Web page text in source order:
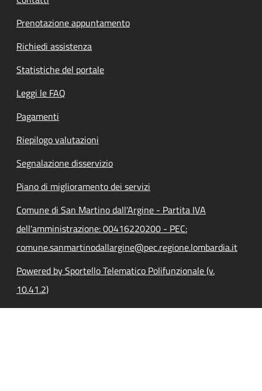
Prenotazione appuntamento
Richiedi assistenza
Statistiche del portale
Leggi le FAQ
Pagamenti
Riepilogo valutazioni
Segnalazione disservizio
Piano di miglioramento dei servizi
Comune di San Martino dall'Argine - Partita IVA
dell'amministrazione: 00416220200 - PEC:
comune.sanmartinodallargine@pec.regione.lombardia.it
Powered by Sportello Telematico Polifunzionale (v.
10.41.2)